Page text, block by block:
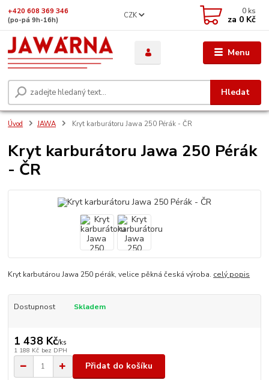
Menu
CZK
Hledat
+420 608 369 346
(po-pá 9h-16h)
0 ks
za 0 Kč
Úvod JAWA Kryt karburátoru Jawa 250 Pérák - ČR
Kryt karburátoru Jawa 250 Pérák
- ČR
Kryt karbutárou Jawa 250 pérák, velice pěkná česká výroba. celý popis
Dostupnost Skladem
1 438 Kč/ks
1 188 Kč bez DPH
Přidat do košíku